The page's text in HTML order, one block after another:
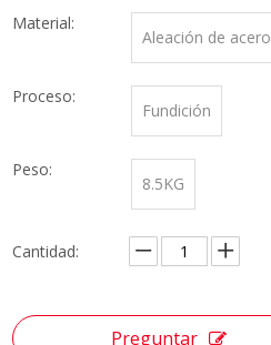
Material:
Aleación de acero
Proceso:
Fundición
Peso:
8.5KG
Cantidad:
Preguntar